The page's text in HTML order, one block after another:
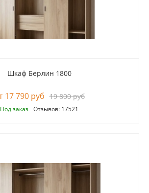
Шкаф Берлин 1800
17 790 руб 19 800 руб
Под заказ Отзывов: 17521